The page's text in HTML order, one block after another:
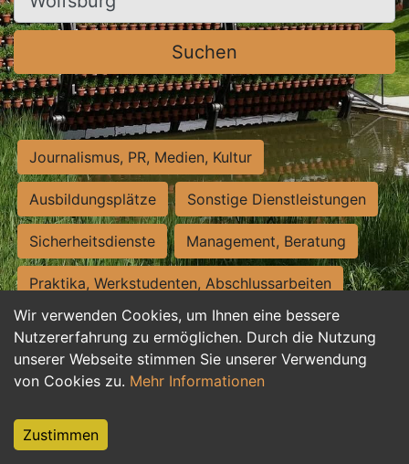
Wir verwenden Cookies, um Ihnen eine bessere
Nutzererfahrung zu ermöglichen. Durch die Nutzung
unserer Webseite stimmen Sie unserer Verwendung
von Cookies zu. Mehr Informationen
Zustimmen
Suchen
Journalismus, PR, Medien, Kultur
Ausbildungsplätze Sonstige Dienstleistungen
Sicherheitsdienste Management, Beratung
Praktika, Werkstudenten, Abschlussarbeiten
Personalwesen Assistenz, Sekretariat
Hilfskräfte, Aushilfs- und Nebenjobs
Weiterbildung, Studium, duale Ausbildung